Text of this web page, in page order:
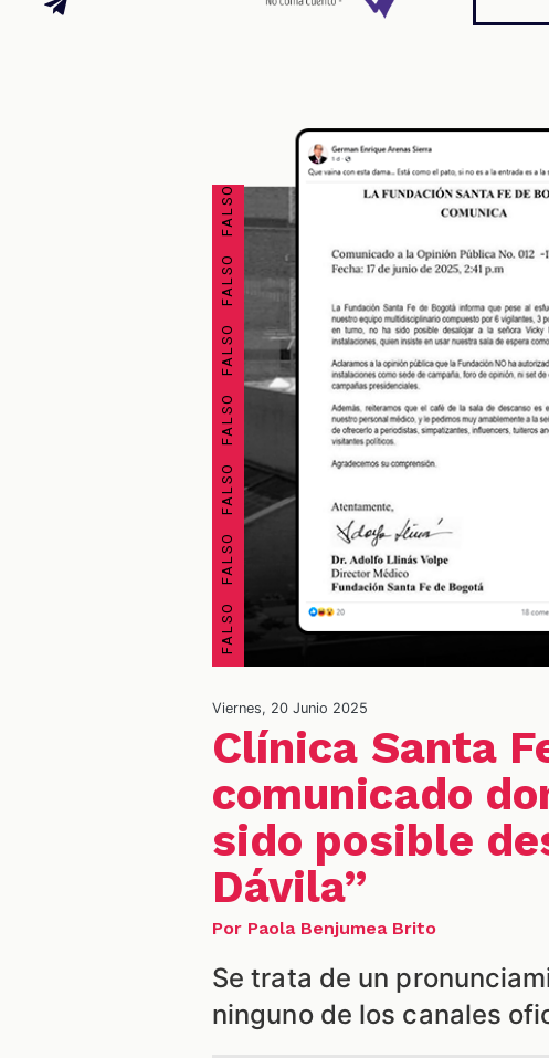
FALSO FALSO FALSO FALSO FALSO FALSO FALSO FALSO
Viernes, 20 Junio 2025
Clínica Santa
comunicado
sido posible
Dávila”
Por Paola Benjumea Brito
Se trata de un
ninguno de los canales